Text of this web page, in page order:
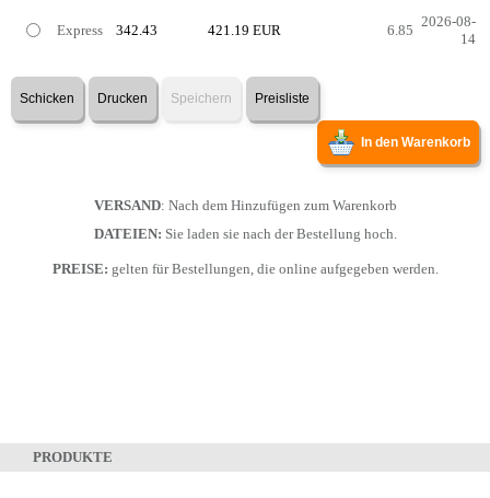
Express 342.43 421.19 EUR 6.85
2026-08-
14
Schicken Drucken Speichern Preisliste
In den Warenkorb
VERSAND: Nach dem Hinzufügen zum Warenkorb
DATEIEN: Sie laden sie nach der Bestellung hoch.
PREISE: gelten für Bestellungen, die online aufgegeben werden.
PRODUKTE